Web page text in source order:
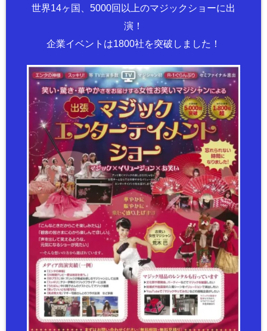
世界14ヶ国、5000回以上のマジックショーに出
演！
企業イベントは1800社を突破しました！